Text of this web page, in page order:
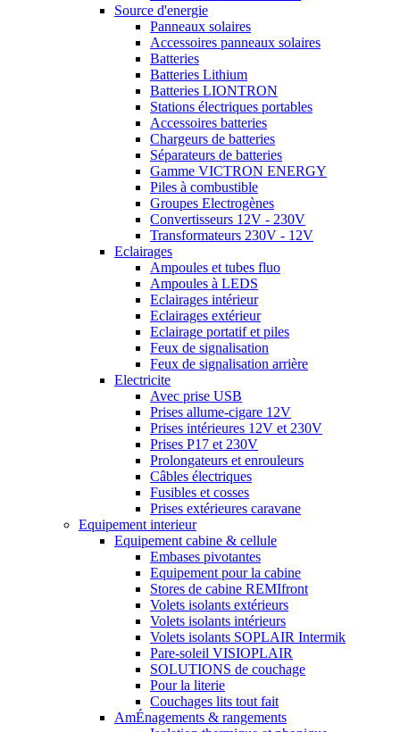
Source d'energie
Panneaux solaires
Accessoires panneaux solaires
Batteries
Batteries Lithium
Batteries LIONTRON
Stations électriques portables
Accessoires batteries
Chargeurs de batteries
Séparateurs de batteries
Gamme VICTRON ENERGY
Piles à combustible
Groupes Electrogènes
Convertisseurs 12V - 230V
Transformateurs 230V - 12V
Eclairages
Ampoules et tubes fluo
Ampoules à LEDS
Eclairages intérieur
Eclairages extérieur
Eclairage portatif et piles
Feux de signalisation
Feux de signalisation arrière
Electricite
Avec prise USB
Prises allume-cigare 12V
Prises intérieures 12V et 230V
Prises P17 et 230V
Prolongateurs et enrouleurs
Câbles électriques
Fusibles et cosses
Prises extérieures caravane
Equipement interieur
Equipement cabine & cellule
Embases pivotantes
Equipement pour la cabine
Stores de cabine REMIfront
Volets isolants extérieurs
Volets isolants intérieurs
Volets isolants SOPLAIR Intermik
Pare-soleil VISIOPLAIR
SOLUTIONS de couchage
Pour la literie
Couchages lits tout fait
AmÉnagements & rangements